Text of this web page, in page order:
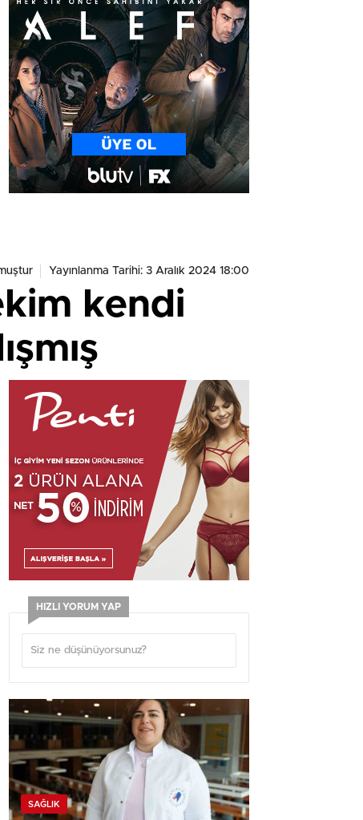
Yayınlanma Tarihi: 3 Aralık 2024 18:00
kendi
HIZLI YORUM YAP
SAĞLIK